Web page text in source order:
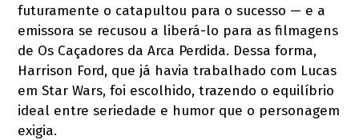
futuramente o catapultou para o sucesso — e a
emissora se recusou a liberá-lo para as filmagens
de Os Caçadores da Arca Perdida. Dessa forma,
Harrison Ford, que já havia trabalhado com Lucas
em Star Wars, foi escolhido, trazendo o equilíbrio
ideal entre seriedade e humor que o personagem
exigia.